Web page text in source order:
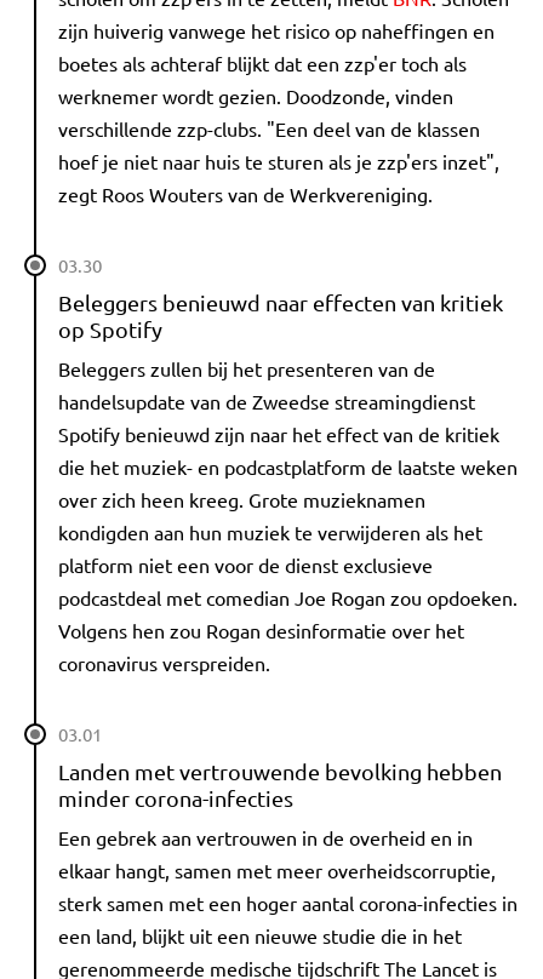
zijn huiverig vanwege het risico op naheffingen en
boetes als achteraf blijkt dat een zzp'er toch als
werknemer wordt gezien. Doodzonde, vinden
verschillende zzp-clubs. "Een deel van de klassen
hoef je niet naar huis te sturen als je zzp'ers inzet",
zegt Roos Wouters van de Werkvereniging.
03.30
Beleggers benieuwd naar effecten van kritiek
op Spotify
Beleggers zullen bij het presenteren van de
handelsupdate van de Zweedse streamingdienst
Spotify benieuwd zijn naar het effect van de kritiek
die het muziek- en podcastplatform de laatste weken
over zich heen kreeg. Grote muzieknamen
kondigden aan hun muziek te verwijderen als het
platform niet een voor de dienst exclusieve
podcastdeal met comedian Joe Rogan zou opdoeken.
Volgens hen zou Rogan desinformatie over het
coronavirus verspreiden.
03.01
Landen met vertrouwende bevolking hebben
minder corona-infecties
Een gebrek aan vertrouwen in de overheid en in
elkaar hangt, samen met meer overheidscorruptie,
sterk samen met een hoger aantal corona-infecties in
een land, blijkt uit een nieuwe studie die in het
gerenommeerde medische tijdschrift The Lancet is